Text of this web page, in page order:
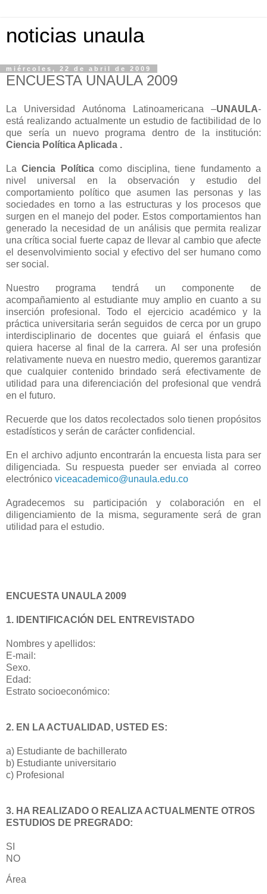
noticias unaula
miércoles, 22 de abril de 2009
ENCUESTA UNAULA 2009
La Universidad Autónoma Latinoamericana –UNAULA-
está realizando actualmente un estudio de factibilidad de lo
que sería un nuevo programa dentro de la institución:
Ciencia Política Aplicada .
LaCiencia Políticacomo disciplina, tiene fundamento a
nivel universal en la observación y estudio del
comportamiento político que asumen las personas y las
sociedades en torno a las estructuras y los procesos que
surgen en el manejo del poder. Estos comportamientos han
generado la necesidad de un análisis que permita realizar
una crítica social fuerte capaz de llevar al cambio que afecte
el desenvolvimiento social y efectivo del ser humano como
ser social.
Nuestro programa tendrá un componente de
acompañamiento al estudiante muy amplio en cuanto a su
inserción profesional. Todo el ejercicio académico y la
práctica universitaria serán seguidos de cerca por un grupo
interdisciplinario de docentes que guiará el énfasis que
quiera hacerse al final de la carrera. Al ser una profesión
relativamente nueva en nuestro medio, queremos garantizar
que cualquier contenido brindado será efectivamente de
utilidad para una diferenciación del profesional que vendrá
en el futuro.
Recuerde que los datos recolectados solo tienen propósitos
estadísticos y serán de carácter confidencial.
En el archivo adjunto encontrarán la encuesta lista para ser
diligenciada. Su respuesta pueder ser enviada al correo
electrónico viceacademico@unaula.edu.co
Agradecemos su participación y colaboración en el
diligenciamiento de la misma, seguramente será de gran
utilidad para el estudio.
ENCUESTA UNAULA 2009
1. IDENTIFICACIÓN DEL ENTREVISTADO
Nombres y apellidos:
E-mail:
Sexo.
Edad:
Estrato socioeconómico:
2. EN LA ACTUALIDAD, USTED ES:
a) Estudiante de bachillerato
b) Estudiante universitario
c) Profesional
3. HA REALIZADO O REALIZA ACTUALMENTE OTROS
ESTUDIOS DE PREGRADO:
SI
NO
Área